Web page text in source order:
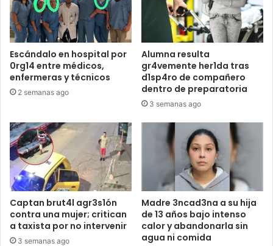
Escándalo en hospital por
0rg14 entre médicos,
enfermeras y técnicos
2 semanas ago
Alumna resulta
gr4vemente her1da tras
d1sp4ro de compañero
dentro de preparatoria
3 semanas ago
Captan brut4l agr3s1ón
contra una mujer; critican
a taxista por no intervenir
3 semanas ago
Madre 3ncad3na a su hija
de 13 años bajo intenso
calor y abandonarla sin
agua ni comida